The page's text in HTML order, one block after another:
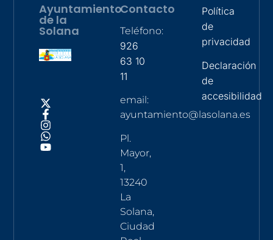
Ayuntamiento
de la
Solana
Contacto
Teléfono:
926
63 10
11
email:
ayuntamiento@lasolana.es
Pl.
Mayor,
1,
13240
La
Solana,
Ciudad
Política
de
privacidad
Declaración
de
accesibilidad